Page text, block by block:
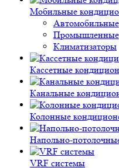
Мобильные
Автомобильные
Промышленные
Климатизаторы
Кассетные
Канальные
Колонные
Напольно-
VRF системы